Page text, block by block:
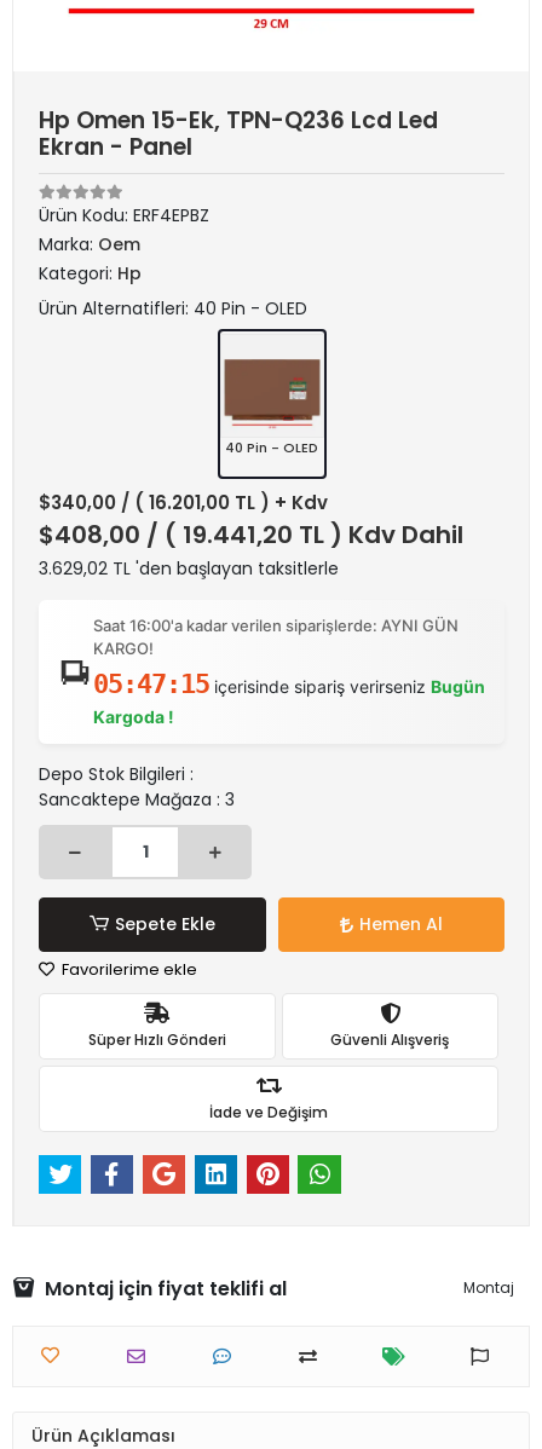
Hp Omen 15-Ek, TPN-Q236 Lcd Led
Ekran - Panel
Ürün Kodu: ERF4EPBZ
Marka: Oem
Kategori: Hp
Ürün Alternatifleri: 40 Pin - OLED
40 Pin - OLED
$340,00 / ( 16.201,00 TL ) + Kdv
$408,00 / ( 19.441,20 TL ) Kdv Dahil
3.629,02 TL 'den başlayan taksitlerle
Saat 16:00'a kadar verilen siparişlerde: AYNI GÜN
KARGO!
05:47:15içerisinde sipariş verirseniz Bugün
Kargoda !
Depo Stok Bilgileri :
Sancaktepe Mağaza : 3
Sepete Ekle Hemen Al
Favorilerime ekle
Süper Hızlı Gönderi Güvenli Alışveriş
İade ve Değişim
Montaj için fiyat teklifi al Montaj
Ürün Açıklaması